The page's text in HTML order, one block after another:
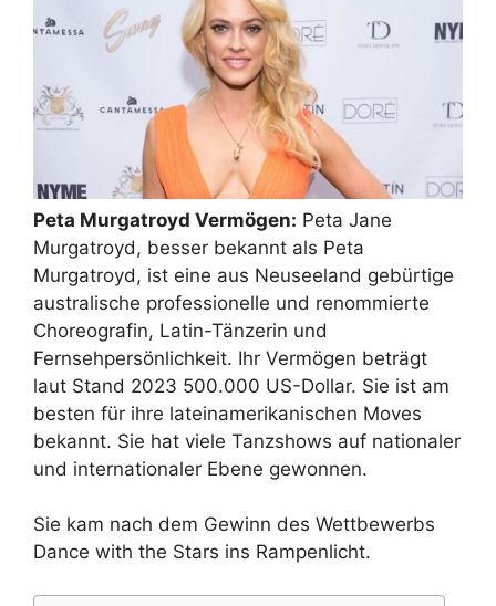
Peta Murgatroyd Vermögen: Peta Jane
Murgatroyd, besser bekannt als Peta
Murgatroyd, ist eine aus Neuseeland gebürtige
australische professionelle und renommierte
Choreografin, Latin-Tänzerin und
Fernsehpersönlichkeit. Ihr Vermögen beträgt
laut Stand 2023 500.000 US-Dollar. Sie ist am
besten für ihre lateinamerikanischen Moves
bekannt. Sie hat viele Tanzshows auf nationaler
und internationaler Ebene gewonnen.
Sie kam nach dem Gewinn des Wettbewerbs
Dance with the Stars ins Rampenlicht.